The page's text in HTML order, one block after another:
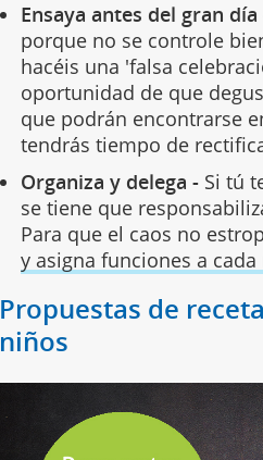
Ensaya antes del gran día
porque no se controle
hacéis una 'falsa
oportunidad de que
que podrán encontrarse
tendrás tiempo de
Organiza y delega - Si tú
se tiene que
Para que el caos no
y asigna funciones a
Propuestas de
niños